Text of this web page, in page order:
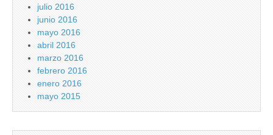
julio 2016
junio 2016
mayo 2016
abril 2016
marzo 2016
febrero 2016
enero 2016
mayo 2015